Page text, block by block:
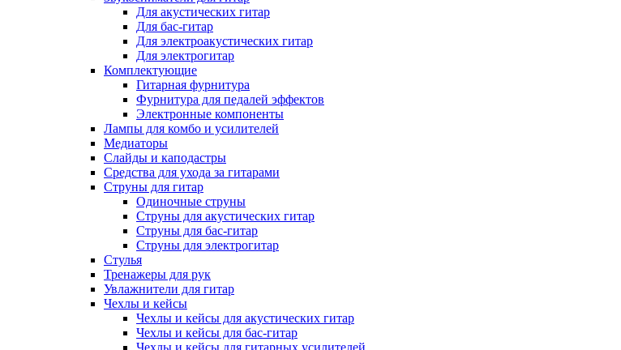
Для акустических гитар
Для бас-гитар
Для электроакустических гитар
Для электрогитар
Комплектующие
Гитарная фурнитура
Фурнитура для педалей эффектов
Электронные компоненты
Лампы для комбо и усилителей
Медиаторы
Слайды и каподастры
Средства для ухода за гитарами
Струны для гитар
Одиночные струны
Струны для акустических гитар
Струны для бас-гитар
Струны для электрогитар
Стулья
Тренажеры для рук
Увлажнители для гитар
Чехлы и кейсы
Чехлы и кейсы для акустических гитар
Чехлы и кейсы для бас-гитар
Чехлы и кейсы для гитарных усилителей